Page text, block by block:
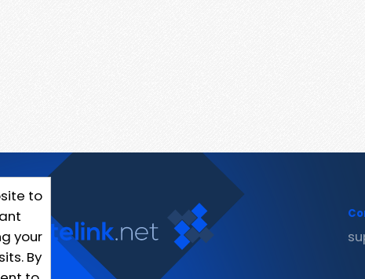
to
your
By